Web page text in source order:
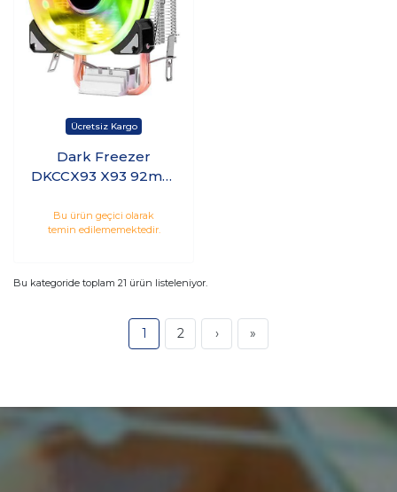
Dark Freezer
DKCCX93 X93 92mm
işlemci Soğutucu
Bu ürün geçici olarak
temin edilememektedir.
Bu kategoride toplam 21 ürün listeleniyor.
1 2 › »